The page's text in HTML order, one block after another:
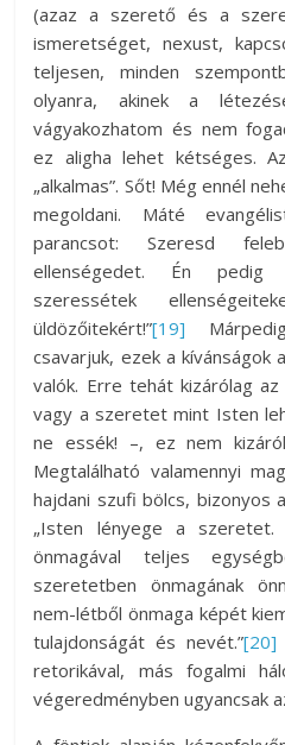
(azaz a szerető és a
ismeretséget, nexust,
teljesen, minden
olyanra, akinek a
vágyakozhatom és nem
ez aligha lehet kétséges.
„alkalmas”. Sőt! Még ennél
megoldani. Máté
parancsot: Szeresd
ellenségedet. Én
szeressétek
üldözőitekért!”[19]
csavarjuk, ezek a
valók. Erre tehát kizárólag az
vagy a szeretet mint Isten
ne essék! –, ez nem
Megtalálható valamennyi
hajdani szufi bölcs, bizonyos
„Isten lényege a
önmagával teljes
szeretetben önmagának
nem-létből önmaga képét
tulajdonságát és nevét.”[20]
retorikával, más fogalmi
végeredményben ugyancsak